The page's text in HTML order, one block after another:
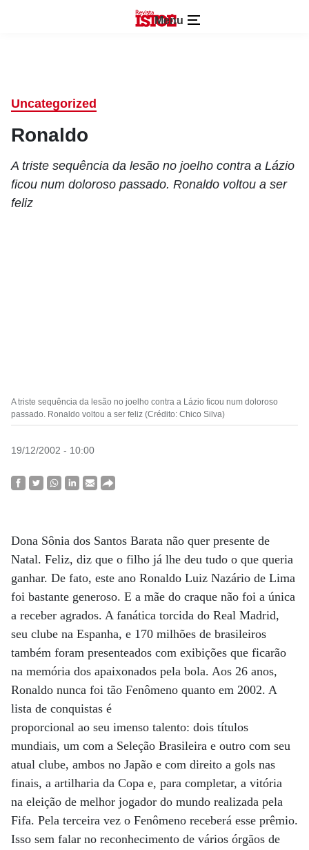
Menu
Uncategorized
Ronaldo
A triste sequência da lesão no joelho contra a Lázio
ficou num doloroso passado. Ronaldo voltou a ser
feliz
A triste sequência da lesão no joelho contra a Lázio ficou num doloroso
passado. Ronaldo voltou a ser feliz (Crédito: Chico Silva)
19/12/2002 - 10:00
Dona Sônia dos Santos Barata não quer presente de
Natal. Feliz, diz que o filho já lhe deu tudo o que queria
ganhar. De fato, este ano Ronaldo Luiz Nazário de Lima
foi bastante generoso. E a mãe do craque não foi a única
a receber agrados. A fanática torcida do Real Madrid,
seu clube na Espanha, e 170 milhões de brasileiros
também foram presenteados com exibições que ficarão
na memória dos apaixonados pela bola. Aos 26 anos,
Ronaldo nunca foi tão Fenômeno quanto em 2002. A
lista de conquistas é
proporcional ao seu imenso talento: dois títulos
mundiais, um com a Seleção Brasileira e outro com seu
atual clube, ambos no Japão e com direito a gols nas
finais, a artilharia da Copa e, para completar, a vitória
na eleição de melhor jogador do mundo realizada pela
Fifa. Pela terceira vez o Fenômeno receberá esse prêmio.
Isso sem falar no reconhecimento de vários órgãos de